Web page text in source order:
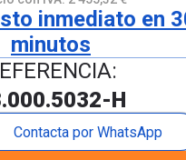
inmediato en
minutos
H
Contacta por WhatsApp